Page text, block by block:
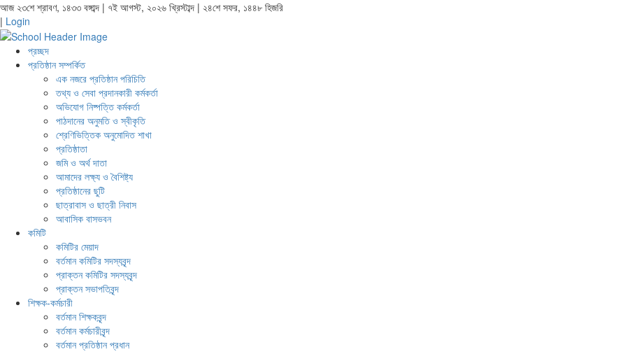
আজ ২৩শে শ্রাবণ, ১৪৩৩ বঙ্গাব্দ | ৭ই আগস্ট, ২০২৬ খ্রিস্টাব্দ | ২৪শে সফর, ১৪৪৮ হিজরি
| Login
প্রচ্ছদ
প্রতিষ্ঠান সম্পর্কিত
এক নজরে প্রতিষ্ঠান পরিচিতি
তথ্য ও সেবা প্রদানকারী কর্মকর্তা
অভিযোগ নিষ্পত্তি কর্মকর্তা
পাঠদানের অনুমতি ও স্বীকৃতি
শ্রেণিভিত্তিক অনুমোদিত শাখা
প্রতিষ্ঠাতা
জমি ও অর্থ দাতা
আমাদের লক্ষ্য ও বৈশিষ্ট্য
প্রতিষ্ঠানের ছুটি
ছাত্রাবাস ও ছাত্রী নিবাস
আবাসিক বাসভবন
কমিটি
কমিটির মেয়াদ
বর্তমান কমিটির সদস্যবৃন্দ
প্রাক্তন কমিটির সদস্যবৃন্দ
প্রাক্তন সভাপতিবৃন্দ
শিক্ষক-কর্মচারী
বর্তমান শিক্ষকবৃন্দ
বর্তমান কর্মচারীবৃন্দ
বর্তমান প্রতিষ্ঠান প্রধান